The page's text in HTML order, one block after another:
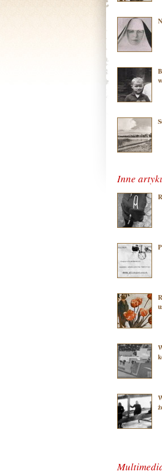
Beztroskie lata i ... do
Inne
Rajstopy, kwiatek i
W